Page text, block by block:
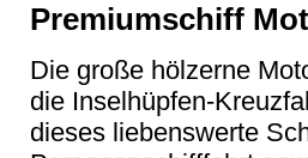
Premiumschiff
Die große hölzerne
die Inselhüpfen-
dieses liebenswerte